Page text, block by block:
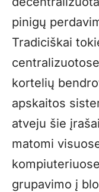
pinigų
Tradiciškai
kortelių
apskaitos
atveju šie
matomi
grupavimo į